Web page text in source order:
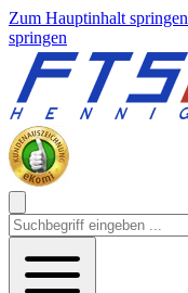
Zum Hauptinhalt springen
springen